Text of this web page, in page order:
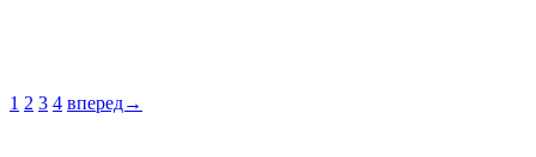
1 2 3 4 вперед→